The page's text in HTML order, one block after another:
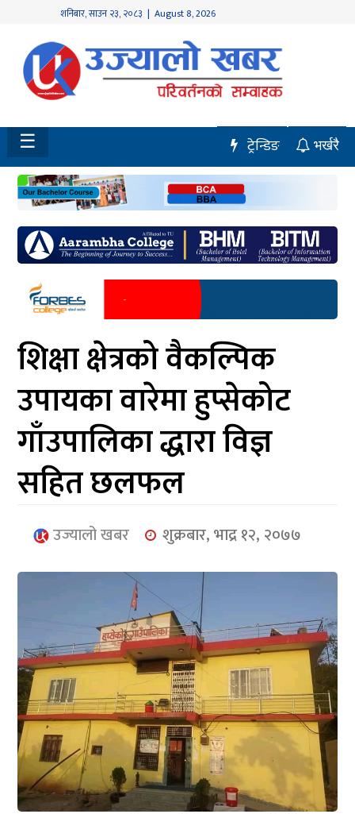
शनिबार,साउन २३, २०८३ | August 8, 2026
होमपेज
नवलपुर
विशेष
मध्य
नेपाल
चितवन
सेरोफेरो
समाचार
आर्थिक
मनोरञ्जन
खेलकुद
अन्तर्राष्ट्रिय/
युनिकोड
☰ भर्खरै
ट्रेन्डिङ
शिक्षा क्षेत्रको वैकल्पिक
उपायका वारेमा हुप्सेकोट
गाँउपालिका द्धारा विज्ञ
सहित छलफल
उज्यालो खबर शुक्रबार, भाद्र १२, २०७७